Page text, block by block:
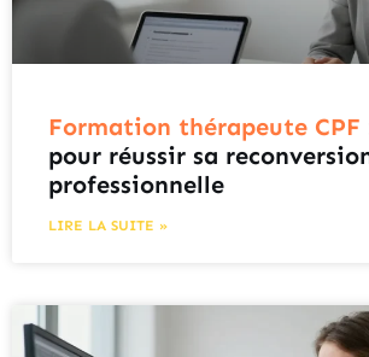
Formation thérapeute CPF
pour réussir sa
professionnelle
LIRE LA SUITE »